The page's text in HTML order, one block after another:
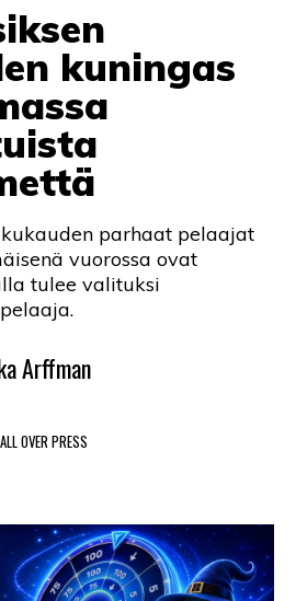
kuningas
parhaat pelaajat
vuorossa ovat
tulee valituksi
Arffman
ALL OVER PRESS